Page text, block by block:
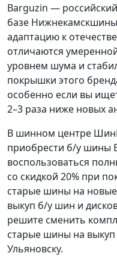
Barguzin —
базе
адаптацию к
отличаются
уровнем шума и
покрышки этого
особенно если вы
2–3 раза ниже новых
В шинном центре
приобрести б/у шины
воспользоваться
со скидкой 20% при
старые шины на
выкуп б/у шин и
решите сменить
старые шины на
Ульяновску.